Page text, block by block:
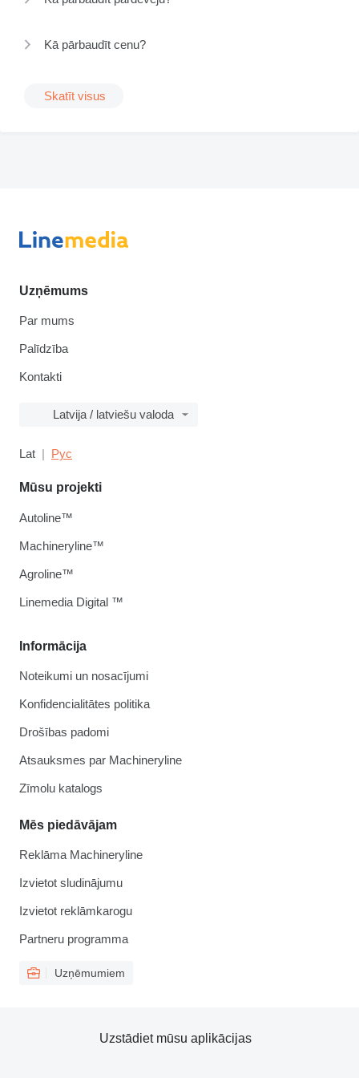
Kā pārbaudīt cenu?
Skatīt visus
Uzņēmums
Par mums
Palīdzība
Kontakti
Latvija / latviešu valoda
Lat Рус
Informācija
Noteikumi un nosacījumi
Konfidencialitātes politika
Drošības padomi
Atsauksmes par Machineryline
Zīmolu katalogs
Mēs piedāvājam
Reklāma Machineryline
Izvietot sludinājumu
Izvietot reklāmkarogu
Partneru programma
Uzņēmumiem
Mūsu projekti
Autoline™
Machineryline™
Agroline™
Linemedia Digital ™
Uzstādiet mūsu aplikācijas